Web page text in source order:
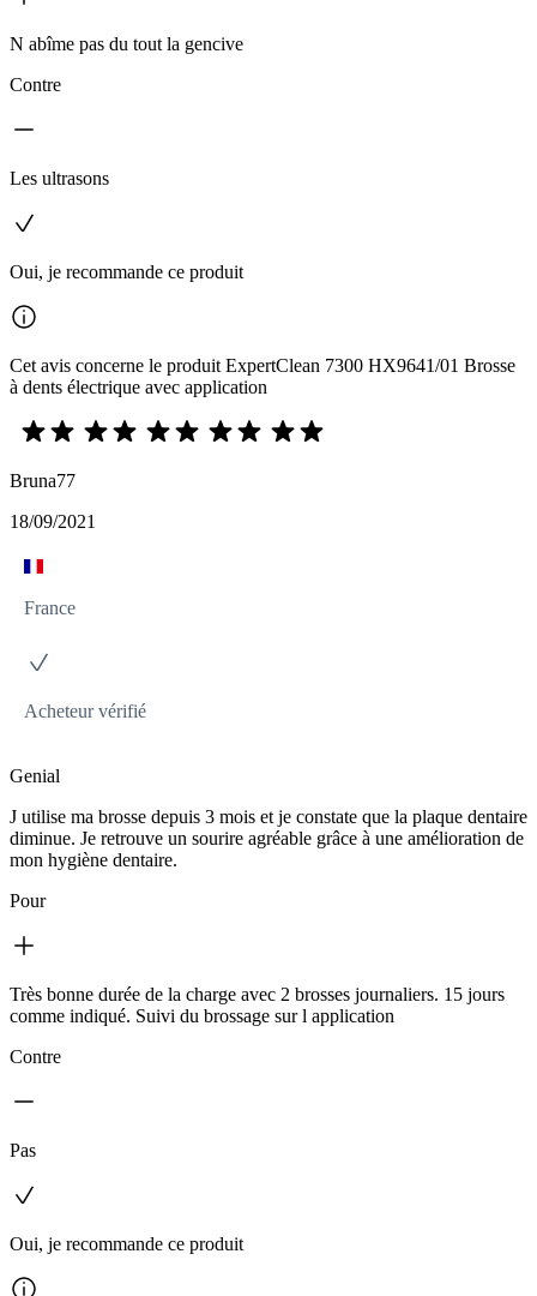
N abîme pas du tout la gencive
Contre
Les ultrasons
Oui, je recommande ce produit
Cet avis concerne le produit ExpertClean 7300 HX9641/01 Brosse
à dents électrique avec application
Bruna77
18/09/2021
France
Acheteur vérifié
Genial
J utilise ma brosse depuis 3 mois et je constate que la plaque dentaire
diminue. Je retrouve un sourire agréable grâce à une amélioration de
mon hygiène dentaire.
Pour
Très bonne durée de la charge avec 2 brosses journaliers. 15 jours
comme indiqué. Suivi du brossage sur l application
Contre
Pas
Oui, je recommande ce produit